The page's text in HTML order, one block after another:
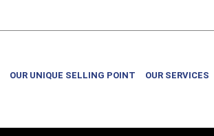
OUR UNIQUE SELLING POINT OUR SERVICES